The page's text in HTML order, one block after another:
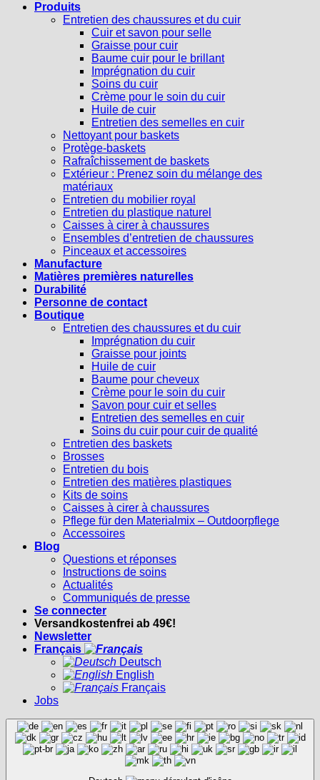
Produits
Entretien des chaussures et du cuir
Cuir et savon pour selle
Graisse pour cuir
Baume cuir pour le brillant
Imprégnation du cuir
Soins du cuir
Crème pour le soin du cuir
Huile de cuir
Entretien des semelles en cuir
Nettoyant pour baskets
Protège-baskets
Rafraîchissement de baskets
Extérieur : Prenez soin du mélange des
matériaux
Entretien du mobilier royal
Entretien du plastique naturel
Caisses à cirer à chaussures
Ensembles d’entretien de chaussures
Pinceaux et accessoires
Manufacture
Matières premières naturelles
Durabilité
Personne de contact
Boutique
Entretien des chaussures et du cuir
Imprégnation du cuir
Graisse pour joints
Huile de cuir
Baume pour cheveux
Crème pour le soin du cuir
Savon pour cuir et selles
Entretien des semelles en cuir
Soins du cuir pour cuir de qualité
Entretien des baskets
Brosses
Entretien du bois
Entretien des matières plastiques
Kits de soins
Caisses à cirer à chaussures
Pflege für den Materialmix – Outdoorpflege
Accessoires
Blog
Questions et réponses
Instructions de soins
Actualités
Communiqués de presse
Se connecter
Versandkostenfrei ab 49€!
Newsletter
Français
Deutsch
English
Français
Jobs